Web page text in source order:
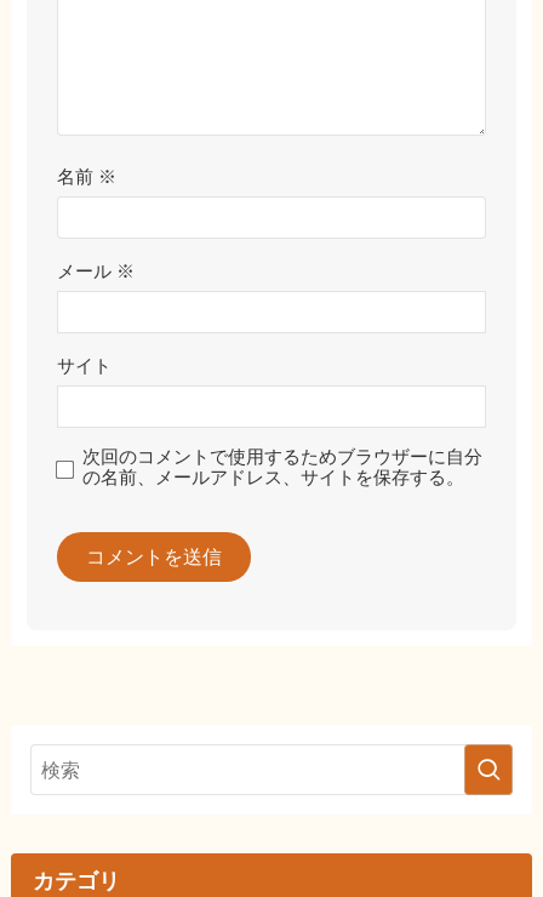
名前 ※
メール ※
サイト
次回のコメントで使用するためブラウザーに自分
の名前、メールアドレス、サイトを保存する。
カテゴリ